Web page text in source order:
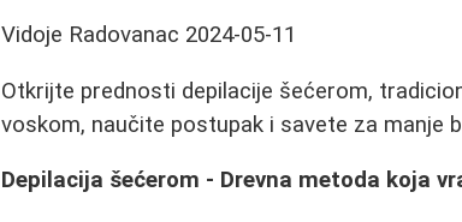
Vidoje Radovanac 2024-05-11
Otkrijte prednosti depilacije šećerom,
voskom, naučite postupak i savete za manje
Depilacija šećerom - Drevna metoda koja